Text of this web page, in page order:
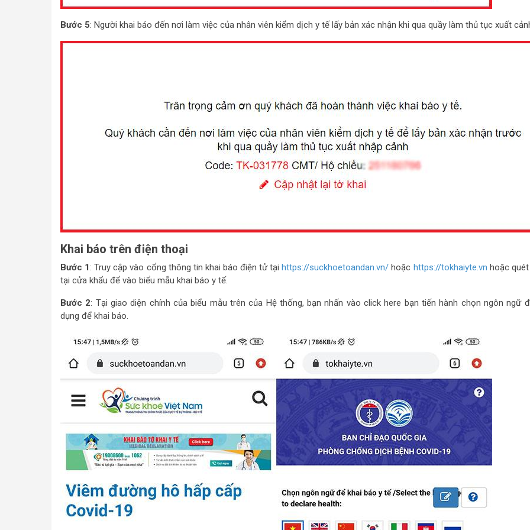
Bước 5: Người khai báo đến nơi làm việc của nhân viên kiểm dịch y tế lấy bản xác nhận khi qua quầy làm thủ tục xuất
Khai báo trên điện thoại
Bước 1: Truy cập vào cổng thông tin khai báo điện tử tại https://suckhoetoandan.vn/ hoặc https://tokhaiyte.vn hoặc
tại cửa khẩu để vào biểu mẫu khai báo y tế.
Bước 2: Tại giao diện chính của biểu mẫu trên của Hệ thống, bạn nhấn vào click here bạn tiến hành chọn ngôn ngữ
dụng để khai báo.